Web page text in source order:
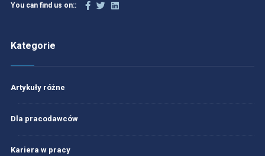
You can find us on::
Kategorie
Artykuły różne
Dla pracodawców
Kariera w pracy